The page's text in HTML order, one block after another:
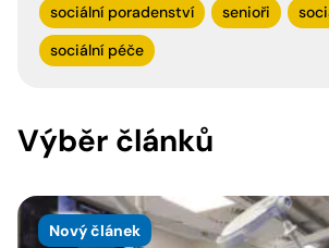
sociální poradenství
senioři
sociální péče
Výběr článků
Nový článek